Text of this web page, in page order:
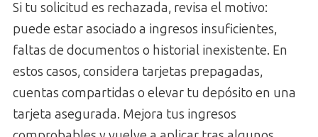
Si tu solicitud es rechazada, revisa el motivo:
puede estar asociado a ingresos insuficientes,
faltas de documentos o historial inexistente. En
estos casos, considera tarjetas prepagadas,
cuentas compartidas o elevar tu depósito en una
tarjeta asegurada. Mejora tus ingresos